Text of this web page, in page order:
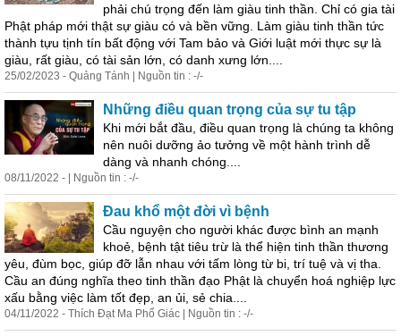
phải chú trọng đến làm giàu tinh thần. Chỉ có gia tài
Phật pháp mới thật sự giàu có và bền vững. Làm giàu tinh thần tức
thành tựu tịnh tín bất động với Tam bảo và Giới luật mới thực sự là
giàu, rất giàu, có tài sản lớn, có danh xưng lớn....
25/02/2023 - Quảng Tánh | Nguồn tin : -/-
Những điều quan trọng của sự tu tập
Khi mới bắt đầu, điều quan trọng là chúng ta không
nên nuôi dưỡng ảo tưởng về một hành trình dễ
dàng và nhanh chóng....
08/11/2022 - | Nguồn tin : -/-
Đau khổ một đời vì bệnh
Cầu nguyện cho người khác được bình an mạnh
khoẻ, bệnh tật tiêu trừ là thể hiện tinh thần thương
yêu, đùm bọc, giúp đỡ lẫn nhau với tấm lòng từ bi, trí tuệ và vị tha.
Cầu an đúng nghĩa theo tinh thần đạo Phật là chuyển hoá nghiệp lực
xấu bằng việc làm tốt đẹp, an ủi, sẻ chia....
04/11/2022 - Thích Đạt Ma Phổ Giác | Nguồn tin : -/-